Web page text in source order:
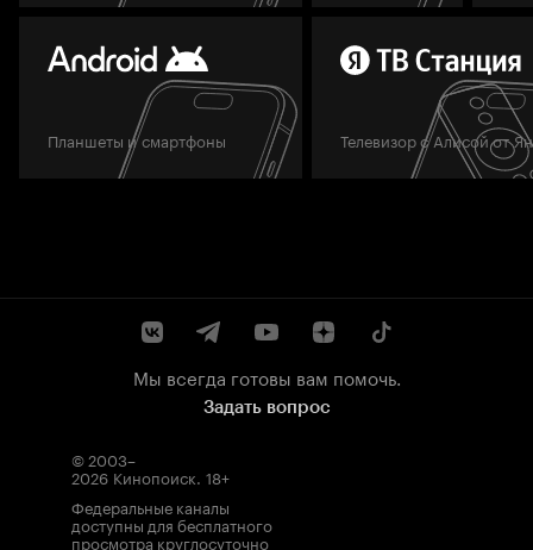
Планшеты и смартфоны Телевизор с Алисой от
Мы всегда готовы вам помочь.
Задать вопрос
© 2003–
2026 Кинопоиск. 18+
Федеральные каналы
доступны для бесплатного
просмотра круглосуточно